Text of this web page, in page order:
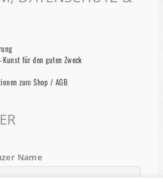
Kunst für den guten Zweck
zum Shop / AGB
Name